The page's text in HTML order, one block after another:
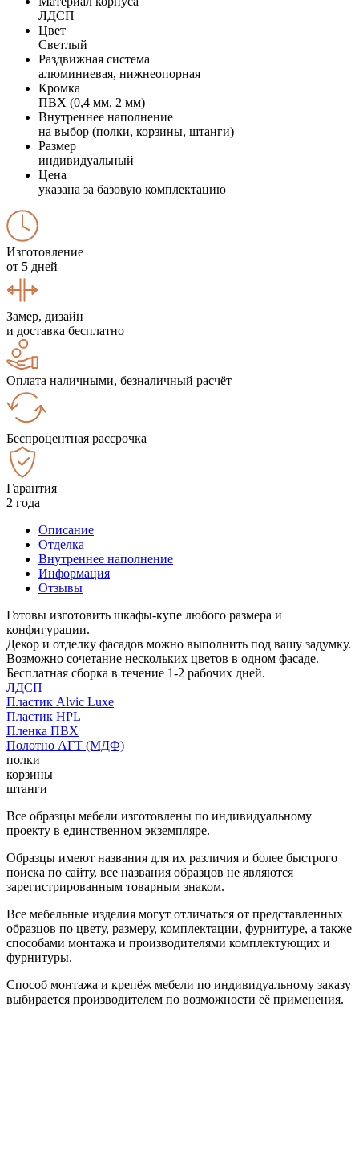
ЛДСП
Цвет
Светлый
Раздвижная система
алюминиевая, нижнеопорная
Кромка
ПВХ (0,4 мм, 2 мм)
Внутреннее наполнение
на выбор (полки, корзины, штанги)
Размер
индивидуальный
Цена
указана за базовую комплектацию
Изготовление
от 5 дней
Замер, дизайн
и доставка бесплатно
Оплата наличными, безналичный расчёт
Беспроцентная рассрочка
Гарантия
2 года
Описание
Отделка
Внутреннее наполнение
Информация
Отзывы
Готовы изготовить шкафы-купе любого размера и
конфигурации.
Декор и отделку фасадов можно выполнить под вашу задумку.
Возможно сочетание нескольких цветов в одном фасаде.
Бесплатная сборка в течение 1-2 рабочих дней.
ЛДСП
Пластик Alvic Luxe
Пластик HPL
Пленка ПВХ
Полотно АГТ (МДФ)
полки
корзины
штанги
Все образцы мебели изготовлены по индивидуальному
проекту в единственном экземпляре.
Образцы имеют названия для их различия и более быстрого
поиска по сайту, все названия образцов не являются
зарегистрированным товарным знаком.
Все мебельные изделия могут отличаться от представленных
образцов по цвету, размеру, комплектации, фурнитуре, а также
способами монтажа и производителями комплектующих и
фурнитуры.
Способ монтажа и крепёж мебели по индивидуальному заказу
выбирается производителем по возможности её применения.